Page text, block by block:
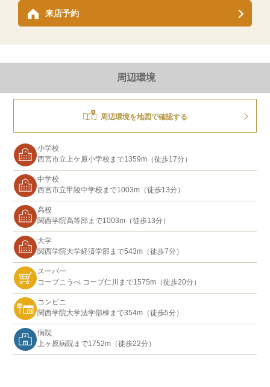
来店予約
周辺環境
周辺環境を地図で確認する
小学校
西宮市立上ケ原小学校まで1359m（徒歩17分）
中学校
西宮市立甲陵中学校まで1003m（徒歩13分）
高校
関西学院高等部まで1003m（徒歩13分）
大学
関西学院大学経済学部まで543m（徒歩7分）
スーパー
コープこうべ コープ仁川まで1575m（徒歩20分）
コンビニ
関西学院大学法学部棟まで354m（徒歩5分）
病院
上ヶ原病院まで1752m（徒歩22分）